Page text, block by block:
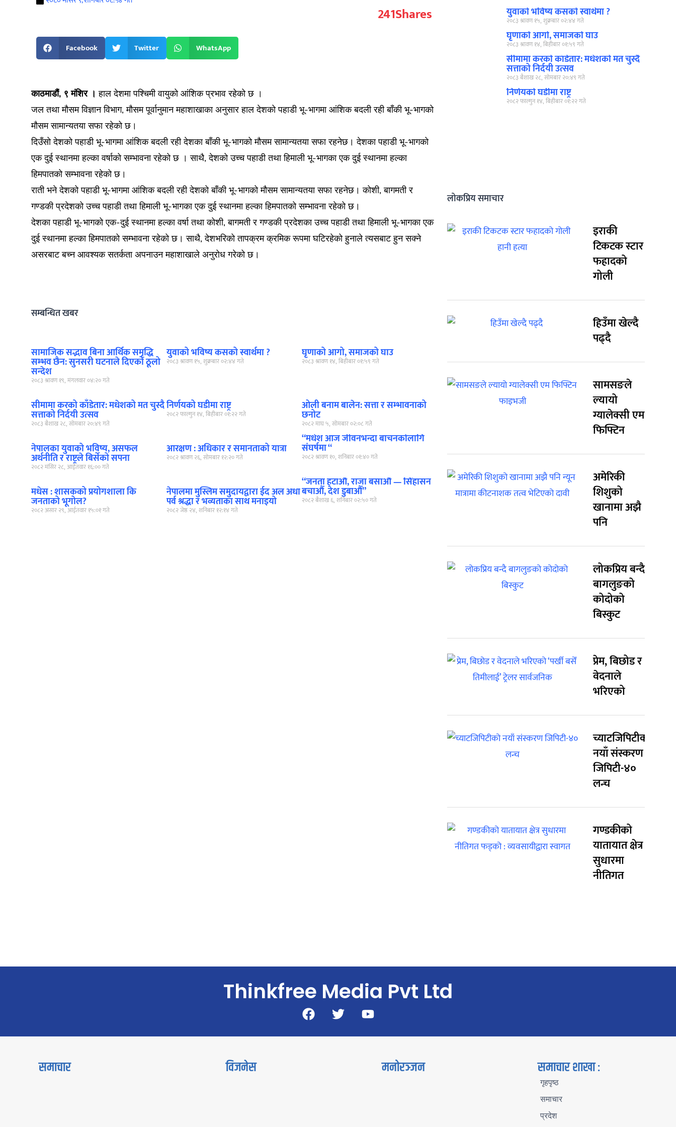
Shares
241
Facebook Twitter WhatsApp
काठमाडौं, ९ मंशिर । हाल देशमा पश्चिमी वायुको आंशिक प्रभाव रहेको छ ।
जल तथा मौसम विज्ञान विभाग, मौसम पूर्वानुमान महाशाखाका अनुसार हाल देशको पहाडी भू-भागमा आंशिक बदली रही बाँकी भू-भागको
मौसम सामान्यतया सफा रहेको छ।
दिउँसो देशको पहाडी भू-भागमा आंशिक बदली रही देशका बाँकी भू-भागको मौसम सामान्यतया सफा रहनेछ। देशका पहाडी भू-भागको
एक दुई स्थानमा हल्का वर्षाको सम्भावना रहेको छ । साथै, देशको उच्च पहाडी तथा हिमाली भू-भागका एक दुई स्थानमा हल्का
हिमपातको सम्भावना रहेको छ।
राती भने देशको पहाडी भू-भागमा आंशिक बदली रही देशको बाँकी भू-भागको मौसम सामान्यतया सफा रहनेछ। कोशी, बागमती र
गण्डकी प्रदेशको उच्च पहाडी तथा हिमाली भू-भागका एक दुई स्थानमा हल्का हिमपातको सम्भावना रहेको छ।
देशका पहाडी भू-भागको एक-दुई स्थानमा हल्का वर्षा तथा कोशी, बागमती र गण्डकी प्रदेशका उच्च पहाडी तथा हिमाली भू-भागका एक
दुई स्थानमा हल्का हिमपातको सम्भावना रहेको छ। साथै, देशभरिको तापक्रम क्रमिक रूपमा घटिरहेको हुनाले त्यसबाट हुन सक्ने
असरबाट बच्न आवश्यक सतर्कता अपनाउन महाशाखाले अनुरोध गरेको छ।
सम्बन्धित खबर
सामाजिक सद्भाव बिना आर्थिक समृद्धि
सम्भव छैन: सुनसरी घटनाले दिएको ठूलो
सन्देश
२०८३ श्रावण १९, मंगलवार ०४:२० गते
युवाको भविष्य कसको स्वार्थमा ?
२०८३ श्रावण १५, शुक्रबार ०२:४४ गते
घृणाको आगो, समाजको घाउ
२०८३ श्रावण १४, बिहीबार ०१:५९ गते
सीमामा करको काँडेतार: मधेशको मत चुस्दै
सत्ताको निर्दयी उत्सव
२०८३ बैशाख २८, सोमबार २०:४९ गते
निर्णयको घडीमा राष्ट्र
२०८२ फाल्गुन १४, बिहीबार ०१:२२ गते
ओली बनाम बालेन: सत्ता र सम्भावनाको
छनोट
२०८२ माघ ५, सोमबार ०२:०८ गते
नेपालका युवाको भविष्य, असफल
अर्थनीति र राष्ट्रले बिर्सेको सपना
२०८२ मंसिर २८, आईतवार १६:०० गते
आरक्षण : अधिकार र समानताको यात्रा
२०८२ श्रावण २६, सोमबार १२:२० गते
“मधेश आज जीवनभन्दा बाचनकोलागि
संघर्षमा “
२०८२ श्रावण १०, शनिबार ०१:४० गते
मधेस : शासकको प्रयोगशाला कि
जनताको भूगोल?
२०८२ असार २९, आईतवार १५:०१ गते
नेपालमा मुस्लिम समुदायद्वारा ईद अल अधा
पर्व श्रद्धा र भव्यताका साथ मनाइयो
२०८२ जेष्ठ २४, शनिबार १२:१४ गते
“जनता हटाऔं, राजा बसाऔं — सिंहासन
बचाऔं, देश डुबाऔं”
२०८२ बैशाख ६, शनिबार ०२:५० गते
युवाको भविष्य कसको स्वार्थमा ?
२०८३ श्रावण १५, शुक्रबार ०२:४४ गते
घृणाको आगो, समाजको घाउ
२०८३ श्रावण १४, बिहीबार ०१:५९ गते
सीमामा करको काँडेतार: मधेशको मत चुस्दै
सत्ताको निर्दयी उत्सव
२०८३ बैशाख २८, सोमबार २०:४९ गते
निर्णयको घडीमा राष्ट्र
२०८२ फाल्गुन १४, बिहीबार ०१:२२ गते
लोकप्रिय समाचार
इराकी
टिकटक स्टार
फहादको
गोली
हिउँमा खेल्दै
पढ्दै
सामसङले
ल्यायो
ग्यालेक्सी एम
फिफ्टिन
अमेरिकी
शिशुको
खानामा अझै
पनि
लोकप्रिय बन्दै
बागलुङको
कोदोको
बिस्कुट
प्रेम, बिछोड र
वेदनाले
भरिएको
च्याटजिपिटीको
नयाँ संस्करण
जिपिटी-४०
लन्च
गण्डकीको
यातायात क्षेत्र
सुधारमा
नीतिगत
Thinkfree Media Pvt Ltd
समाचार विजनेस मनोरञ्जन समाचार शाखा :
गृहपृष्ठ
समाचार
प्रदेश